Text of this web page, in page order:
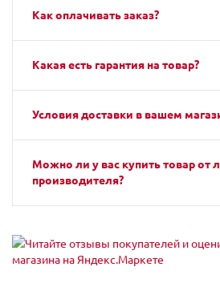
Как оплачивать заказ?
Какая есть гарантия на товар?
Условия доставки в вашем
Можно ли у вас купить товар от
производителя?